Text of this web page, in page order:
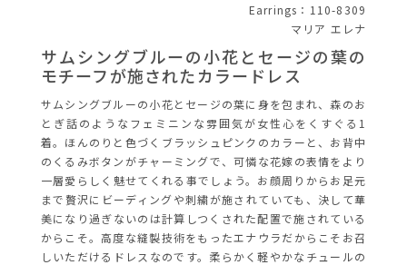
Earrings：110-8309
マリア エレナ
サムシングブルーの小花とセージの葉の
モチーフが施されたカラードレス
サムシングブルーの小花とセージの葉に身を包まれ、森のお
とぎ話のようなフェミニンな雰囲気が女性心をくすぐる1
着。ほんのりと色づくブラッシュピンクのカラーと、お背中
のくるみボタンがチャーミングで、可憐な花嫁の表情をより
一層愛らしく魅せてくれる事でしょう。お顔周りからお足元
まで贅沢にビーディングや刺繍が施されていても、決して華
美になり過ぎないのは計算しつくされた配置で施されている
からこそ。高度な縫製技術をもったエナウラだからこそお召
しいただけるドレスなのです。柔らかく軽やかなチュールの